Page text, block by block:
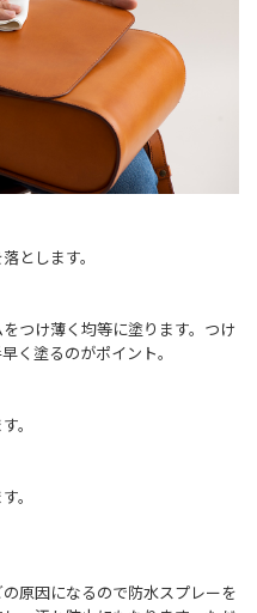
とします。
つけ薄く均等に塗ります。つけ
く塗るのがポイント。
。
。
原因になるので防水スプレーを